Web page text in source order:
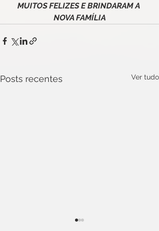
MUITOS FELIZES E BRINDARAM A
NOVA FAMÍLIA
Posts recentes Ver tudo